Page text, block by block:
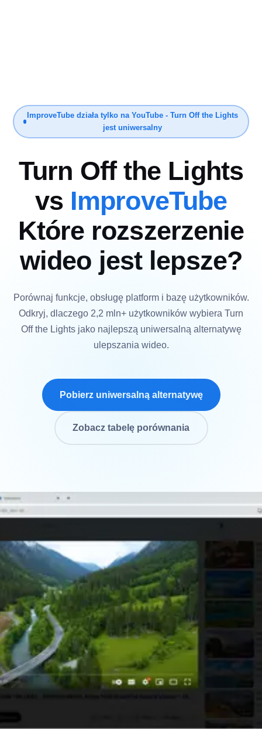
ImproveTube działa tylko na YouTube - Turn Off the Lights
jest uniwersalny
Turn Off the Lights
vs ImproveTube
Które rozszerzenie
wideo jest lepsze?
Porównaj funkcje, obsługę platform i bazę użytkowników.
Odkryj, dlaczego 2,2 mln+ użytkowników wybiera Turn
Off the Lights jako najlepszą uniwersalną alternatywę
ulepszania wideo.
Pobierz uniwersalną alternatywę
Zobacz tabelę porównania